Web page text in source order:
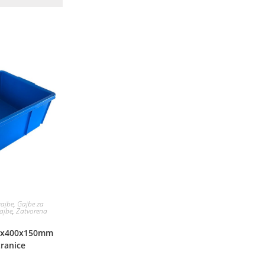
, Gajbe za
,Zatvorena